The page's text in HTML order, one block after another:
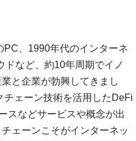
、1990年代のインターネ
ドなど、約10年周期でイノ
と企業が勃興してきまし
ェーン技術を活用したDeFi
スなどサービスや概念が出
ェーンこそがインターネッ